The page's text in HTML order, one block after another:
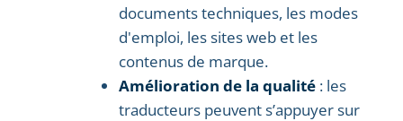
documents techniques, les modes
d'emploi, les sites web et les
contenus de marque.
Amélioration de la qualité : les
traducteurs peuvent s’appuyer sur